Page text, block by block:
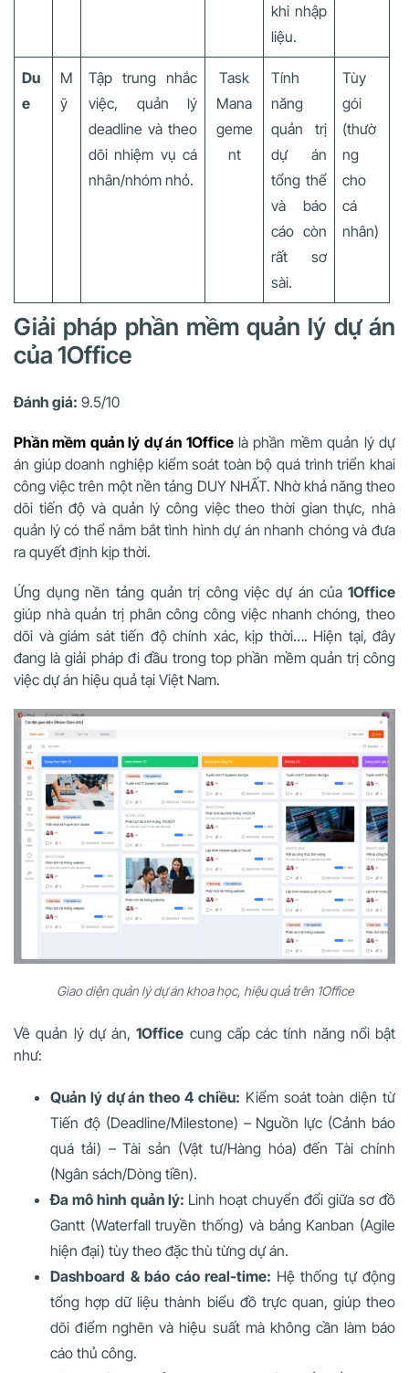
khi nhập
liệu.
Du
e
M
ỹ
Tập trung nhắc
việc, quản lý
deadline và theo
dõi nhiệm vụ cá
nhân/nhóm nhỏ.
Task
Mana
geme
nt
Tính
năng
quản trị
dự án
tổng thể
và báo
cáo còn
rất sơ
sài.
Tùy
gói
(thườ
ng
cho
cá
nhân)
Giải pháp phần mềm quản lý dự án
của 1Office
Đánh giá: 9.5/10
Phần mềm quản lý dự án 1Officelàphần mềm quản lý dự
án giúp doanh nghiệp kiểm soát toàn bộ quá trình triển khai
công việc trên một nền tảng DUY NHẤT. Nhờ khả năng theo
dõi tiến độ và quản lý công việc theo thời gian thực, nhà
quản lý có thể nắm bắt tình hình dự án nhanh chóng và đưa
ra quyết định kịp thời.
Ứng dụng nền tảng quản trị công việc dự án của 1Office
giúp nhà quản trị phân công công việc nhanh chóng, theo
dõi và giám sát tiến độ chính xác, kịp thời…. Hiện tại, đây
đang là giải pháp đi đầu trong top phần mềm quản trị công
việc dự án hiệu quả tại Việt Nam.
Giao diện quản lý dự án khoa học, hiệu quả trên 1Office
Về quản lý dự án,1Office cung cấp các tính năng nổi bật
như:
Quản lý dự án theo 4 chiều: Kiểm soát toàn diện từ
Tiến độ (Deadline/Milestone) – Nguồn lực (Cảnh báo
quá tải) – Tài sản (Vật tư/Hàng hóa) đến Tài chính
(Ngân sách/Dòng tiền).
Đa mô hình quản lý: Linh hoạt chuyển đổi giữa sơ đồ
Gantt (Waterfall truyền thống) và bảng Kanban (Agile
hiện đại) tùy theo đặc thù từng dự án.
Dashboard & báo cáo real-time: Hệ thống tự động
tổng hợp dữ liệu thành biểu đồ trực quan, giúp theo
dõi điểm nghẽn và hiệu suất mà không cần làm báo
cáo thủ công.